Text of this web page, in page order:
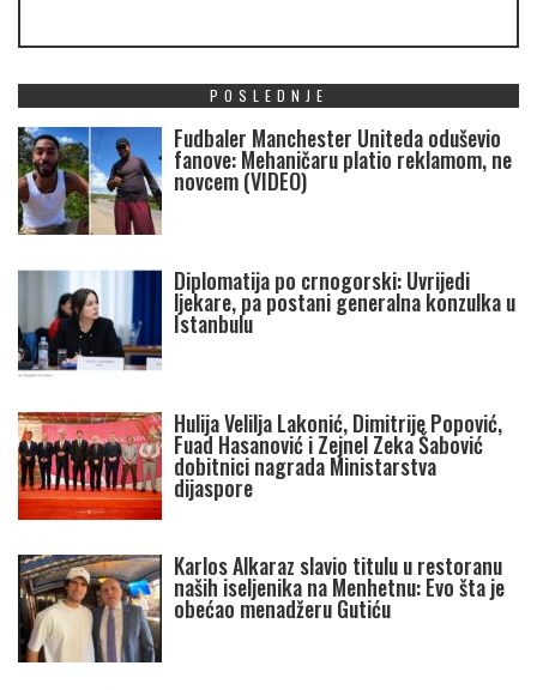
POSLEDNJE
Fudbaler Manchester Uniteda oduševio
fanove: Mehaničaru platio reklamom, ne
novcem (VIDEO)
Diplomatija po crnogorski: Uvrijedi
ljekare, pa postani generalna konzulka u
Istanbulu
Hulija Velilja Lakonić, Dimitrije Popović,
Fuad Hasanović i Zejnel Zeka Šabović
dobitnici nagrada Ministarstva
dijaspore
Karlos Alkaraz slavio titulu u restoranu
naših iseljenika na Menhetnu: Evo šta je
obećao menadžeru Gutiću